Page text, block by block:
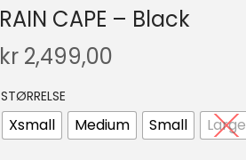
RAIN CAPE – Black
kr 2,499,00
STØRRELSE
Xsmall Medium Small Large